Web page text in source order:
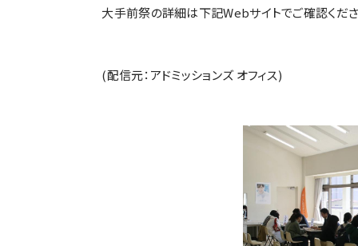
大手前祭の詳細は下記Webサイトでご確認くださ
(配信元：アドミッションズ オフィス)